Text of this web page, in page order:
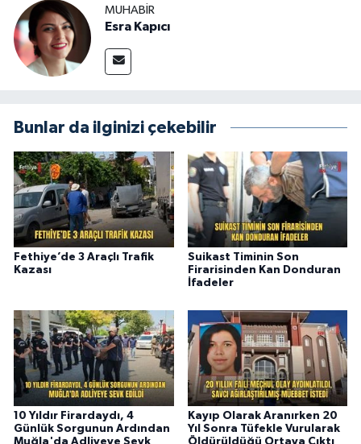
MUHABİR
Esra Kapıcı
Bunlar da ilginizi çekebilir
Fethiye’de 3 Araçlı Trafik
Kazası
Suikast Timinin Son
Firarisinden Kan Donduran
İfadeler
10 Yıldır Firardaydı, 4
Günlük Sorgunun Ardından
Muğla'da Adliyeye Sevk
Kayıp Olarak Aranırken 20
Yıl Sonra Tüfekle Vurularak
Öldürüldüğü Ortaya Çıktı